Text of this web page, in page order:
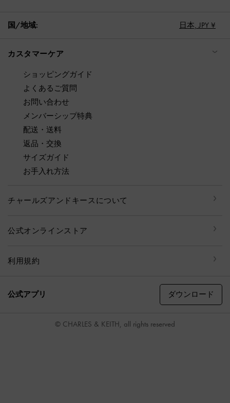
国/地域: 日本, JPY ¥
カスタマーケア
ショッピングガイド
よくあるご質問
お問い合わせ
メンバーシップ特典
配送・送料
返品・交換
サイズガイド
お手入れ方法
チャールズアンドキースについて
公式オンラインストア
利用規約
公式アプリ ダウンロード
© CHARLES & KEITH, all rights reserved